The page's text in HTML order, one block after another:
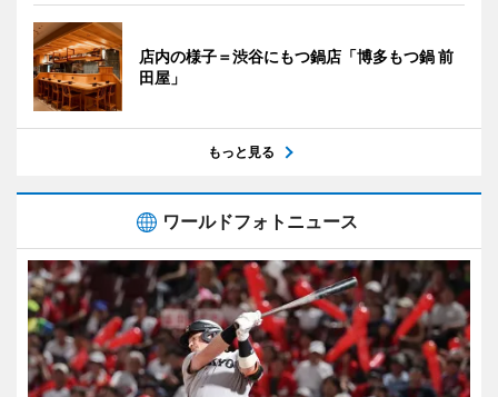
店内の様子＝渋谷にもつ鍋店「博多もつ鍋 前
田屋」
もっと見る
ワールドフォトニュース